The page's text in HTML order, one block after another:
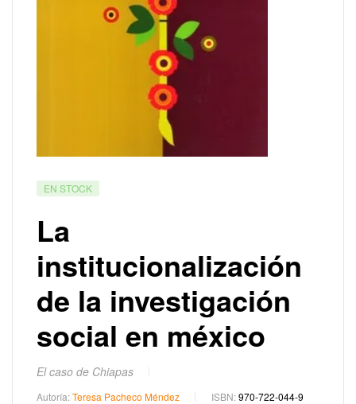
EN STOCK
La
institucionalización
de la investigación
social en méxico
El caso de Chiapas
Autoría:Teresa Pacheco Méndez ISBN:970-722-044-9